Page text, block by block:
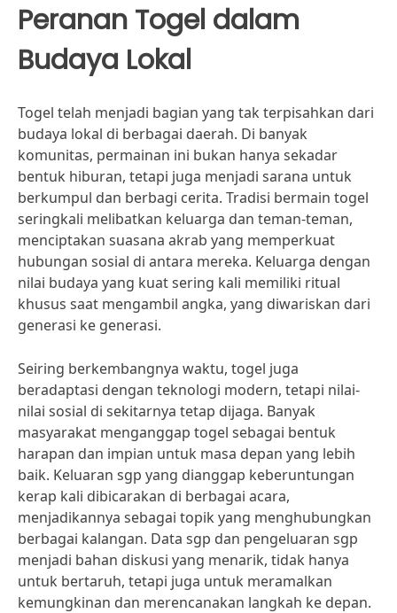
Peranan Togel dalam
Budaya Lokal
Togel telah menjadi bagian yang tak terpisahkan dari
budaya lokal di berbagai daerah. Di banyak
komunitas, permainan ini bukan hanya sekadar
bentuk hiburan, tetapi juga menjadi sarana untuk
berkumpul dan berbagi cerita. Tradisi bermain togel
seringkali melibatkan keluarga dan teman-teman,
menciptakan suasana akrab yang memperkuat
hubungan sosial di antara mereka. Keluarga dengan
nilai budaya yang kuat sering kali memiliki ritual
khusus saat mengambil angka, yang diwariskan dari
generasi ke generasi.
Seiring berkembangnya waktu, togel juga
beradaptasi dengan teknologi modern, tetapi nilai-
nilai sosial di sekitarnya tetap dijaga. Banyak
masyarakat menganggap togel sebagai bentuk
harapan dan impian untuk masa depan yang lebih
baik. Keluaran sgp yang dianggap keberuntungan
kerap kali dibicarakan di berbagai acara,
menjadikannya sebagai topik yang menghubungkan
berbagai kalangan. Data sgp dan pengeluaran sgp
menjadi bahan diskusi yang menarik, tidak hanya
untuk bertaruh, tetapi juga untuk meramalkan
kemungkinan dan merencanakan langkah ke depan.